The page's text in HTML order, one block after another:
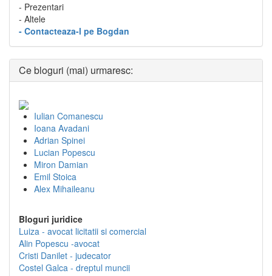
- Prezentari
- Altele
- Contacteaza-l pe Bogdan
Ce bloguri (mai) urmaresc:
Iulian Comanescu
Ioana Avadani
Adrian Spinei
Lucian Popescu
Miron Damian
Emil Stoica
Alex Mihaileanu
Bloguri juridice
Luiza - avocat licitatii si comercial
Alin Popescu -avocat
Cristi Danilet - judecator
Costel Galca - dreptul muncii